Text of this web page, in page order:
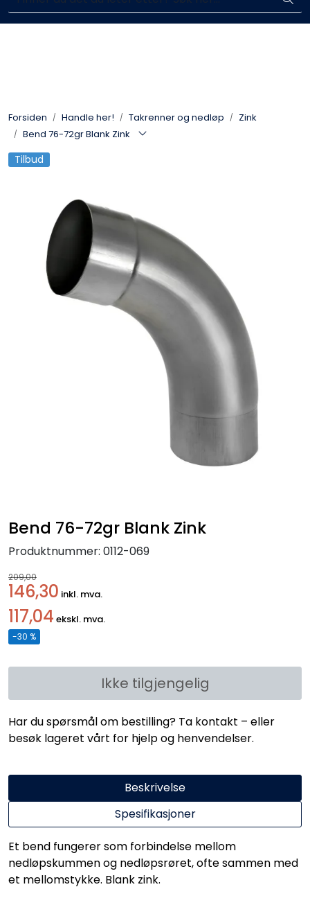
Skip to main contentEnkelt kjøp, hentes i butikk (Sandefjord)
Forsiden Handle her! Takrenner og nedløp
Zink
Bend 76-72gr Blank Zink
Tilbud
Bend 76-72gr Blank Zink
Produktnummer: 0112-069
209,00
146,30 inkl. mva.
117,04 ekskl. mva.
-30 %
Ikke tilgjengelig
Har du spørsmål om bestilling? Ta kontakt – eller
besøk lageret vårt for hjelp og henvendelser.
Beskrivelse
Spesifikasjoner
Et bend fungerer som forbindelse mellom
nedløpskummen og nedløpsrøret, ofte sammen med
et mellomstykke. Blank zink.
Taktekking
FOAMGLAS®
Ventilasjon
Bildegalleri
Våre leverandører